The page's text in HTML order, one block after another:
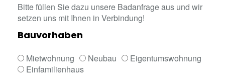
Bitte füllen Sie dazu unsere Badanfrage aus und wir
setzen uns mit Ihnen in Verbindung!
Bauvorhaben
Mietwohnung Neubau
Eigentumswohnung
Einfamilienhaus